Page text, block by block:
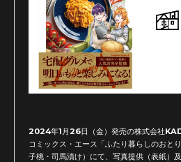
2024年1月26日（金）発売の株式会社
コミックス・エース「ふたり暮らしのおと
子桃・司馬漬け）にて、写真提供（表紙）